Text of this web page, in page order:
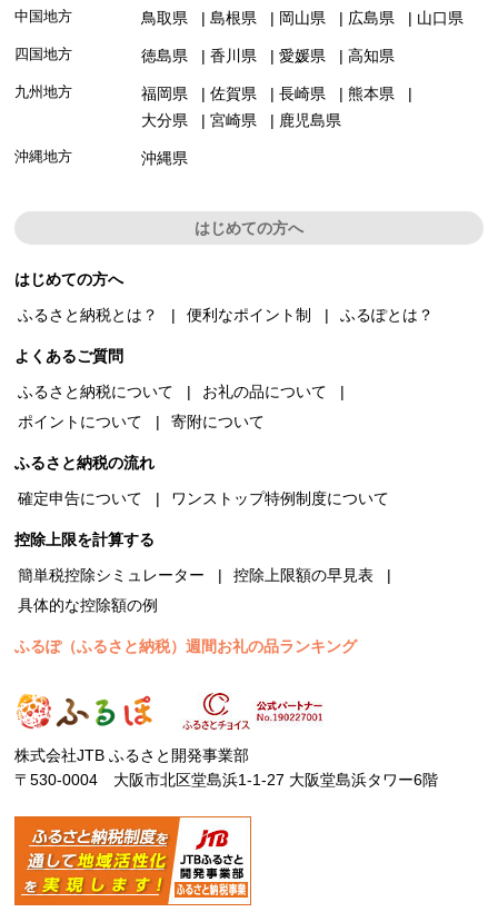
中国地方 鳥取県 島根県 岡山県 広島県 山口県
四国地方 徳島県 香川県 愛媛県 高知県
九州地方 福岡県 佐賀県 長崎県
熊本県
大分県
宮崎県 鹿児島県
沖縄地方 沖縄県
はじめての方へ
はじめての方へ
ふるさと納税とは？
便利なポイント制 ふるぽとは？
よくあるご質問
ふるさと納税について
お礼の品について
ポイントについて
寄附について
ふるさと納税の流れ
確定申告について
ワンストップ特例制度について
控除上限を計算する
簡単税控除シミュレーター
控除上限額の早見表
具体的な控除額の例
ふるぽ（ふるさと納税）週間お礼の品ランキング
株式会社JTB ふるさと開発事業部
〒530-0004 大阪市北区堂島浜1-1-27 大阪堂島浜タワー6階